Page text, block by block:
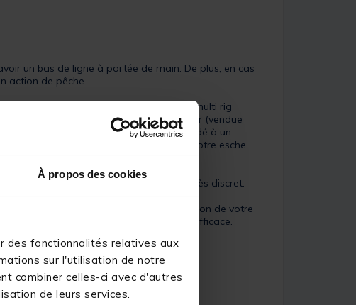
À propos des cookies
des fonctionnalités relatives aux
sur l'utilisation de notre
combiner celles-ci avec d'autres
de leurs services.
un bas de ligne à portée de main. De plus, en cas
action de pêche.
d'une tresse Kamo Korda. Ce montage multi rig
y fixer de la pâte plombée Dark Matter (vendue
De plus ce montage pourra être raccordé à un
permettra de pouvoir venir y raccorder votre esche
extrême discrétion de par son coloris très discret.
un parfait piquage lors de l'aspiration de votre
tellement il s'avère être pratique et efficace.